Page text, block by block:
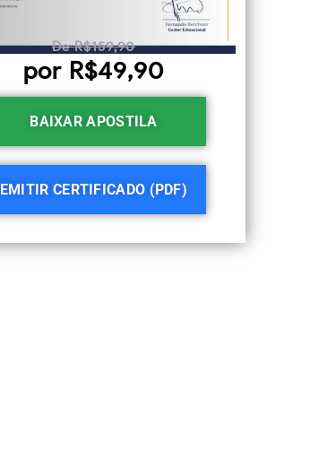
De R$159,90
por R$49,90
BAIXAR APOSTILA
EMITIR CERTIFICADO (PDF)